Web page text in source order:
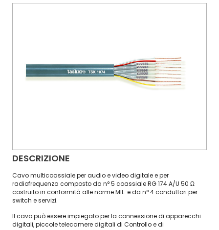
DESCRIZIONE
Cavo multicoassiale per audio e video digitale e per
radiofrequenza composto da n° 5 coassiale RG 174 A/U 50 Ω
costruito in conformità alle norme MIL. e da n° 4 conduttori per
switch e servizi.
Il cavo può essere impiegato per la connessione di apparecchi
digitali, piccole telecamere digitali di Controllo e di